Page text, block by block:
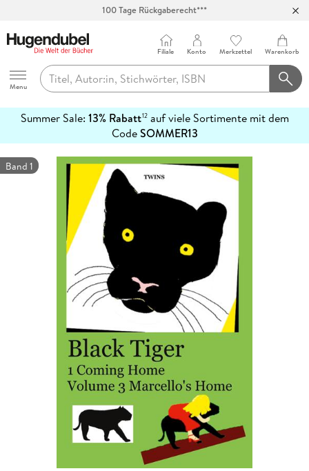
100 Tage Rückgaberecht***
Hugendubel
Menu
Filiale Konto Merkzettel Warenkorb
Summer Sale: 13% Rabatt12auf viele Sortimente mit dem
CodeSOMMER13
erfahren
Band 1